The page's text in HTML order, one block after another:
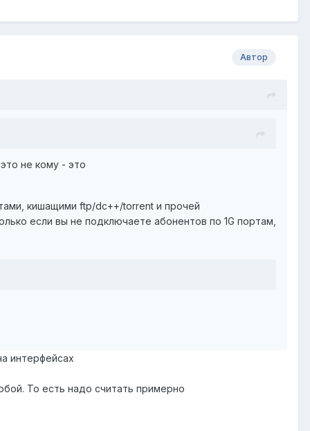
Автор
не кому - это
кишащими ftp/dc++/torrent и прочей
если вы не подключаете абонентов по 1G портам,
интерфейсах
То есть надо считать примерно